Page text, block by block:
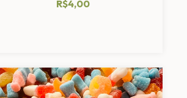
R$4,00